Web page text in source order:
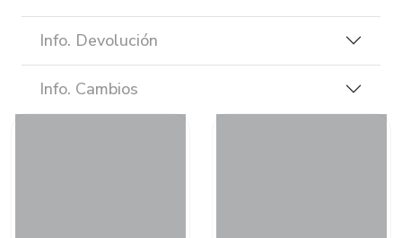
Info. Devolución
Info. Cambios